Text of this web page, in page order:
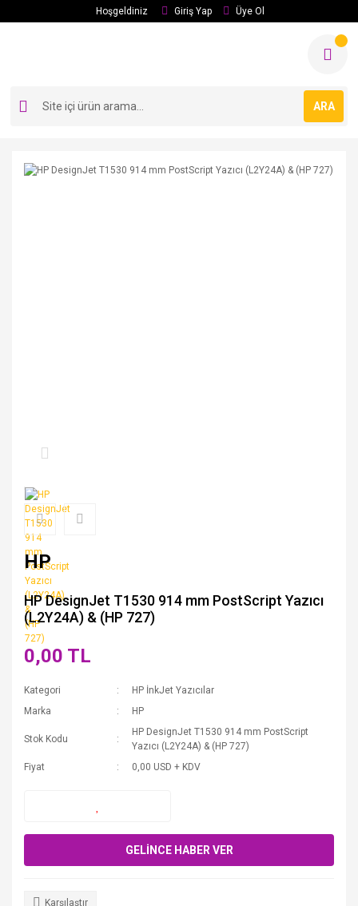
Hoşgeldiniz Giriş Yap Üye Ol
ARA
HP
HP DesignJet T1530 914 mm PostScript Yazıcı
(L2Y24A) & (HP 727)
0,00 TL
Kategori
HP İnkJet Yazıcılar
Marka
HP
Stok Kodu
HP DesignJet T1530 914 mm PostScript
Yazıcı (L2Y24A) & (HP 727)
Fiyat
0,00 USD + KDV
GELİNCE HABER VER
Karşılaştır